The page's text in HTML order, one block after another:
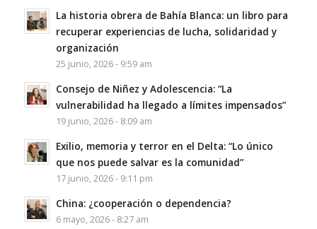
La historia obrera de Bahía Blanca: un libro para
recuperar experiencias de lucha, solidaridad y
organización
25 junio, 2026 - 9:59 am
Consejo de Niñez y Adolescencia: “La
vulnerabilidad ha llegado a límites impensados”
19 junio, 2026 - 8:09 am
Exilio, memoria y terror en el Delta: “Lo único
que nos puede salvar es la comunidad”
17 junio, 2026 - 9:11 pm
China: ¿cooperación o dependencia?
6 mayo, 2026 - 8:27 am